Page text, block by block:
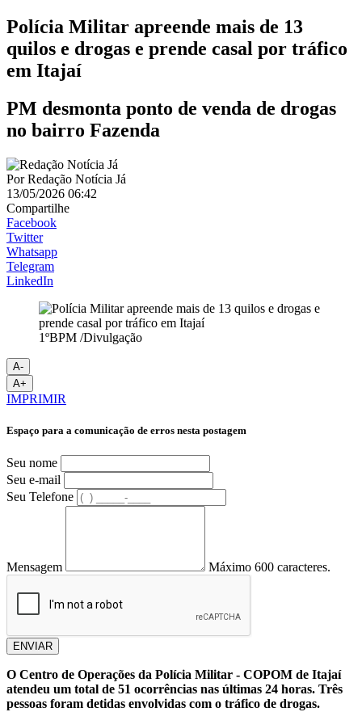
Polícia Militar apreende mais de 13
quilos e drogas e prende casal por tráfico
em Itajaí
PM desmonta ponto de venda de drogas
no bairro Fazenda
PorRedação Notícia Já
13/05/2026 06:42
Compartilhe
Facebook
Twitter
Whatsapp
Telegram
LinkedIn
1ºBPM /Divulgação
A-
A+
IMPRIMIR
Espaço para a comunicação de erros nesta postagem
Seu nome
Seu e-mail
Seu Telefone
Mensagem Máximo 600 caracteres.
ENVIAR
O Centro de Operações da Polícia Militar - COPOM de Itajaí
atendeu um total de 51 ocorrências nas últimas 24 horas. Três
pessoas foram detidas envolvidas com o tráfico de drogas.